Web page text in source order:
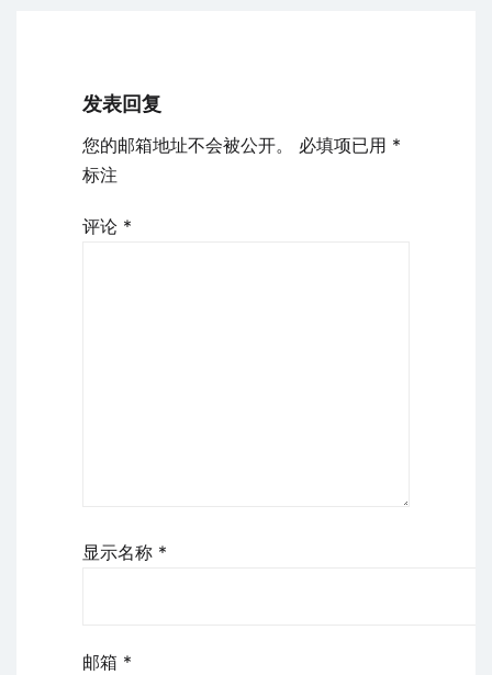
发表回复
您的邮箱地址不会被公开。 必填项已用 *
标注
评论 *
显示名称 *
邮箱 *